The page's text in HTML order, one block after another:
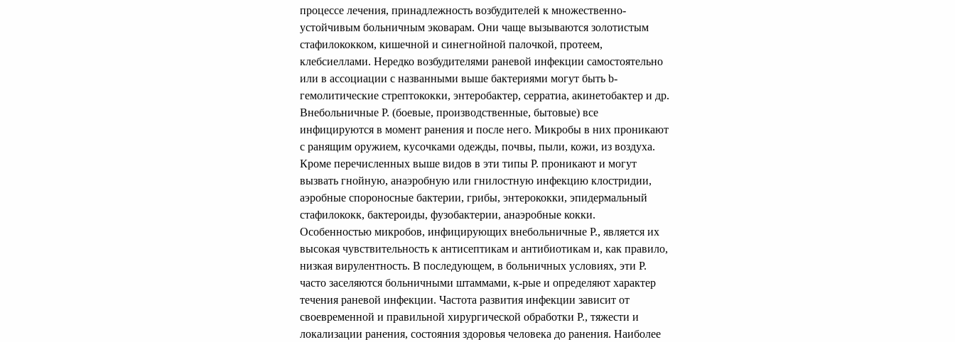
процессе лечения, принадлежность возбудителей к множественно-
устойчивым больничным эковарам. Они чаще вызываются золотистым
стафилококком, кишечной и синегнойной палочкой, протеем,
клебсиеллами. Нередко возбудителями раневой инфекции самостоятельно
или в ассоциации с названными выше бактериями могут быть b-
гемолитические стрептококки, энтеробактер, серратиа, акинетобактер и др.
Внебольничные Р. (боевые, производственные, бытовые) все
инфицируются в момент ранения и после него. Микробы в них проникают
с ранящим оружием, кусочками одежды, почвы, пыли, кожи, из воздуха.
Кроме перечисленных выше видов в эти типы Р. проникают и могут
вызвать гнойную, анаэробную или гнилостную инфекцию клостридии,
аэробные спороносные бактерии, грибы, энтерококки, эпидермальный
стафилококк, бактероиды, фузобактерии, анаэробные кокки.
Особенностью микробов, инфицирующих внебольничные Р., является их
высокая чувствительность к антисептикам и антибиотикам и, как правило,
низкая вирулентность. В последующем, в больничных условиях, эти Р.
часто заселяются больничными штаммами, к-рые и определяют характер
течения раневой инфекции. Частота развития инфекции зависит от
своевременной и правильной хирургической обработки Р., тяжести и
локализации ранения, состояния здоровья человека до ранения. Наиболее